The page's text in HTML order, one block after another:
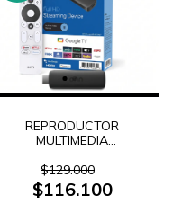
REPRODUCTOR
MULTIMEDIA
ONN ORIGINAL STICK
(NO RESTABLECER)
$129.000
$116.100